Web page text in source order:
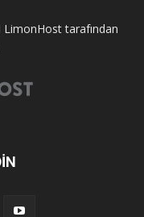
tarafından